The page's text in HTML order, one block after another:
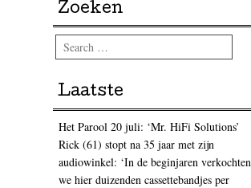
Zoeken
Search
Laatste
Het Parool 20 juli: ‘Mr. HiFi Solutions’
Rick (61) stopt na 35 jaar met zijn
audiowinkel: ‘In de beginjaren verkochten
we hier duizenden cassettebandjes per